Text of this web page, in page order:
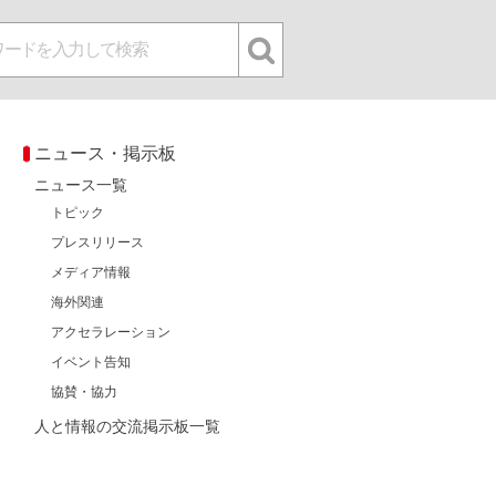
ニュース・掲示板
ニュース一覧
トピック
プレスリリース
メディア情報
海外関連
アクセラレーション
イベント告知
協賛・協力
人と情報の交流掲示板一覧